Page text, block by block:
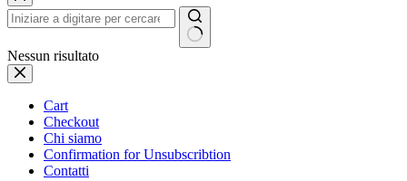
Nessun risultato
Cart
Checkout
Chi siamo
Confirmation for Unsubscribtion
Contatti